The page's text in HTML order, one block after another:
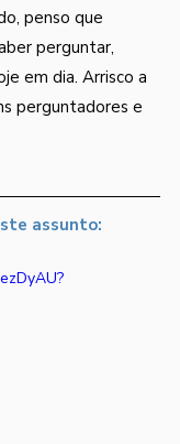
penso que
perguntar,
em dia. Arrisco a
perguntadores e
assunto: